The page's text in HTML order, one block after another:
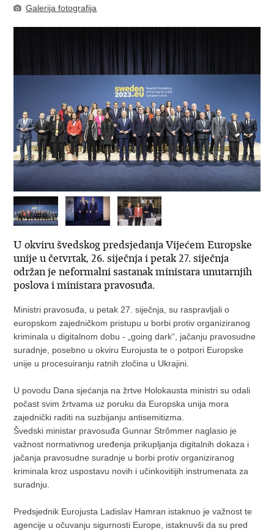
Galerija fotografija
U okviru švedskog predsjedanja Vijećem Europske
unije u četvrtak, 26. siječnja i petak 27. siječnja
održan je neformalni sastanak ministara unutarnjih
poslova i ministara pravosuđa.
Ministri pravosuđa, u petak 27. siječnja, su raspravljali o
europskom zajedničkom pristupu u borbi protiv organiziranog
kriminala u digitalnom dobu - „going dark“, jačanju pravosudne
suradnje, posebno u okviru Eurojusta te o potpori Europske
unije u procesuiranju ratnih zločina u Ukrajini.
U povodu Dana sjećanja na žrtve Holokausta ministri su odali
počast svim žrtvama uz poruku da Europska unija mora
zajednički raditi na suzbijanju antisemitizma.
Švedski ministar pravosuđa Gunnar Strὄmmer naglasio je
važnost normativnog uređenja prikupljanja digitalnih dokaza i
jačanja pravosudne suradnje u borbi protiv organiziranog
kriminala kroz uspostavu novih i učinkovitijih instrumenata za
suradnju.
Predsjednik Eurojusta Ladislav Hamran istaknuo je važnost te
agencije u očuvanju sigurnosti Europe, istaknuvši da su pred